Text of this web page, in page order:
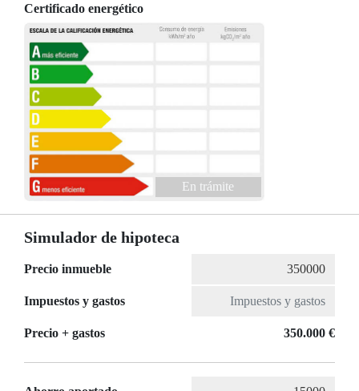
Certificado energético
En trámite
Simulador de hipoteca
Precio inmueble
Impuestos y gastos
Precio + gastos 350.000 €